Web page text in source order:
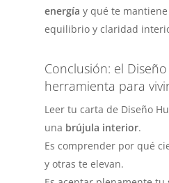
energía y qué te
equilibrio y claridad
Conclusión: el
herramienta para
Leer tu carta de Diseño
una brújula interior.
Es comprender por qué
y otras te elevan.